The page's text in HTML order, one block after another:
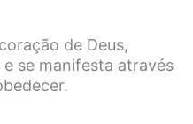
de Deus,
e se manifesta através